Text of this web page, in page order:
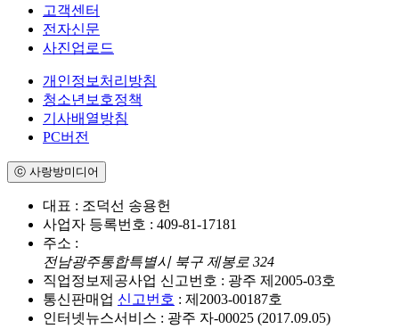
고객센터
전자신문
사진업로드
개인정보처리방침
청소년보호정책
기사배열방침
PC버전
ⓒ 사랑방미디어
대표 : 조덕선 송용헌
사업자 등록번호 : 409-81-17181
주소 :
전남광주통합특별시 북구 제봉로 324
직업정보제공사업 신고번호 : 광주 제2005-03호
통신판매업 신고번호 : 제2003-00187호
인터넷뉴스서비스 : 광주 자-00025 (2017.09.05)